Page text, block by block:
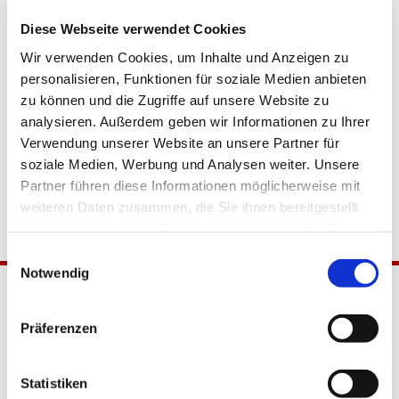
Diese Webseite verwendet Cookies
Wir verwenden Cookies, um Inhalte und Anzeigen zu
personalisieren, Funktionen für soziale Medien anbieten
zu können und die Zugriffe auf unsere Website zu
analysieren. Außerdem geben wir Informationen zu Ihrer
Verwendung unserer Website an unsere Partner für
soziale Medien, Werbung und Analysen weiter. Unsere
Partner führen diese Informationen möglicherweise mit
weiteren Daten zusammen, die Sie ihnen bereitgestellt
Notwendig
Präferenzen
Statistiken